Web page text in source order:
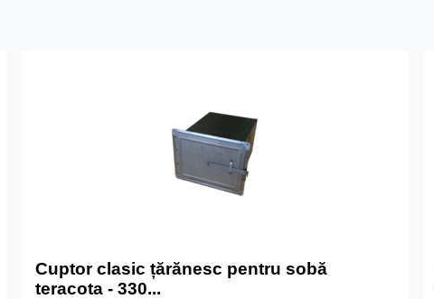
Cuptor clasic țărănesc pentru sobă
teracota - 330...